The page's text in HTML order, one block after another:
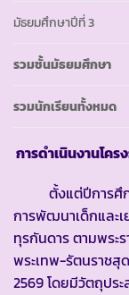
มัธยมศึกษาปีที่ 3
รวมชั้นมัธยมศึกษา
รวมนักเรียนทั้งหมด
การดำเนินงานโคร
ตั้งแต่ปีการศึกษ
การพัฒนาเด็กและ
ทุรกันดาร ตามพระ
พระเทพ-รัตนราชสุ
2569 โดยมีวัตถุปร